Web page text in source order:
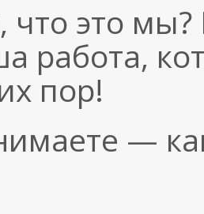
что это
работа,
пор!
—